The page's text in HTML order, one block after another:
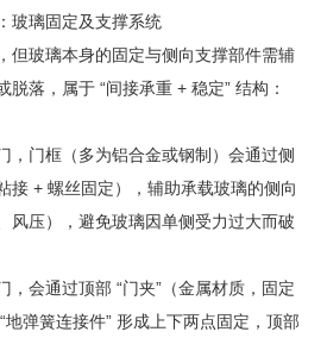
玻璃固定及支撑系统
但玻璃本身的固定与侧向支撑部件需辅
落，属于 “间接承重 + 稳定” 结构：
，门框（多为铝合金或钢制）会通过侧
接 + 螺丝固定），辅助承载玻璃的侧向
风压），避免玻璃因单侧受力过大而破
，会通过顶部 “门夹”（金属材质，固定
弹簧连接件” 形成上下两点固定，顶部